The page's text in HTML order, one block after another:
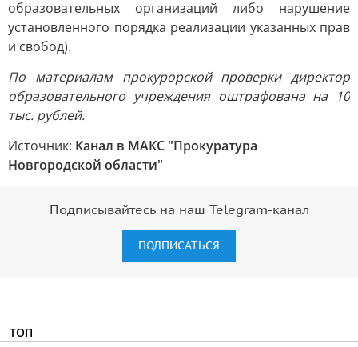
образовательных организаций либо нарушение
установленного порядка реализации указанных прав
и свобод).
По материалам прокурорской проверки директор
образовательного учреждения оштрафована на 10
тыс. рублей.
Источник: Канал в МАКС "Прокуратура
Новгородской области"
Подписывайтесь на наш Telegram-канал
ПОДПИСАТЬСЯ
ТОП